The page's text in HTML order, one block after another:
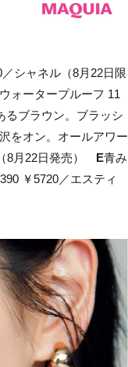
シャネル（8月22日限
ォータープルーフ 11
るブラウン。ブラッシ
をオン。オールアワー
8月22日発売） E青み
￥5720／エスティ